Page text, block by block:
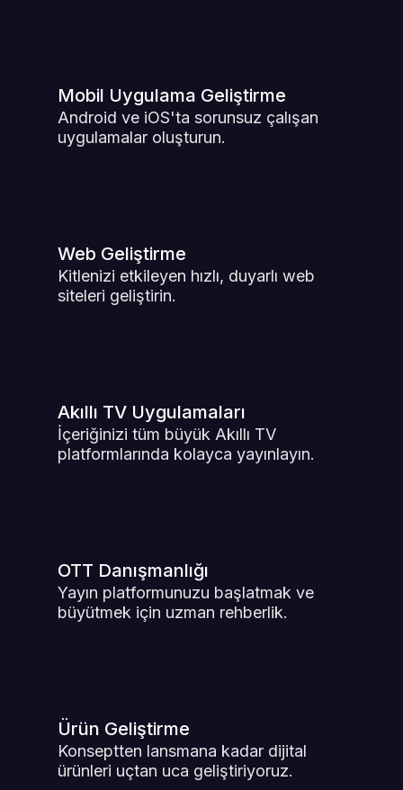
Mobil Uygulama Geliştirme
Android ve iOS'ta sorunsuz çalışan
uygulamalar oluşturun.
Web Geliştirme
Kitlenizi etkileyen hızlı, duyarlı web
siteleri geliştirin.
Akıllı TV Uygulamaları
İçeriğinizi tüm büyük Akıllı TV
platformlarında kolayca yayınlayın.
OTT Danışmanlığı
Yayın platformunuzu başlatmak ve
büyütmek için uzman rehberlik.
Ürün Geliştirme
Konseptten lansmana kadar dijital
ürünleri uçtan uca geliştiriyoruz.